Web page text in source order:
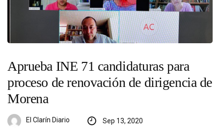
Aprueba INE 71 candidaturas para
proceso de renovación de dirigencia de
Morena
El Clarín Diario Sep 13, 2020